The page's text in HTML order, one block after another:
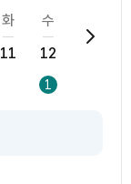
화
11
수
12
1